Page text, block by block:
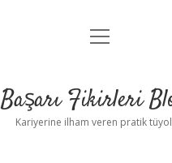
Anasayfa
Yasal Uyarı
menüyü
Başarı Fikirleri
Kariyerine ilham veren pratik